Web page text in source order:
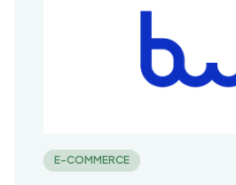
E-COMMERCE